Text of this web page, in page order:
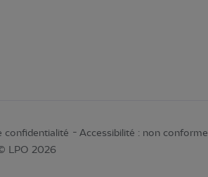
confidentialité
Accessibilité : non conforme
LPO 2026